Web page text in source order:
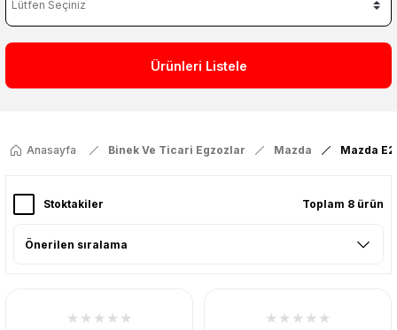
Ürünleri Listele
Anasayfa Binek Ve Ticari Egzozlar Mazda Mazda
Stoktakiler Toplam 8 ürün